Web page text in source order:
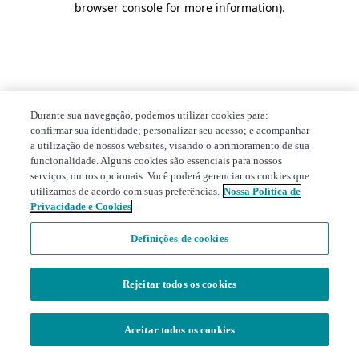
browser console for more information).
Durante sua navegação, podemos utilizar cookies para:
confirmar sua identidade; personalizar seu acesso; e acompanhar
a utilização de nossos websites, visando o aprimoramento de sua
funcionalidade. Alguns cookies são essenciais para nossos
serviços, outros opcionais. Você poderá gerenciar os cookies que
utilizamos de acordo com suas preferências. Nossa Política de
Privacidade e Cookies
Definições de cookies
Rejeitar todos os cookies
Aceitar todos os cookies